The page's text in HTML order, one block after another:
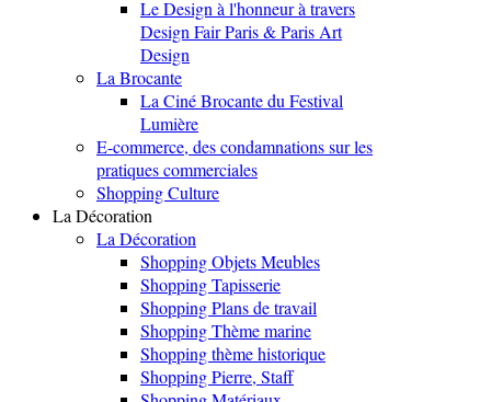
Le Design à l'honneur à travers
Design Fair Paris & Paris Art
Design
La Brocante
La Ciné Brocante du Festival
Lumière
E-commerce, des condamnations sur les
pratiques commerciales
Shopping Culture
La Décoration
La Décoration
Shopping Objets Meubles
Shopping Tapisserie
Shopping Plans de travail
Shopping Thème marine
Shopping thème historique
Shopping Pierre, Staff